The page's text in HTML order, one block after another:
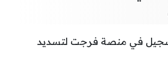
في منصة فرجت لتسديد